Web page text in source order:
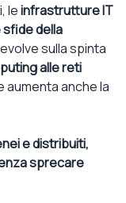
leinfrastrutture IT
sfide della
sulla spinta
alle reti
aumenta anche la
e distribuiti,
sprecare